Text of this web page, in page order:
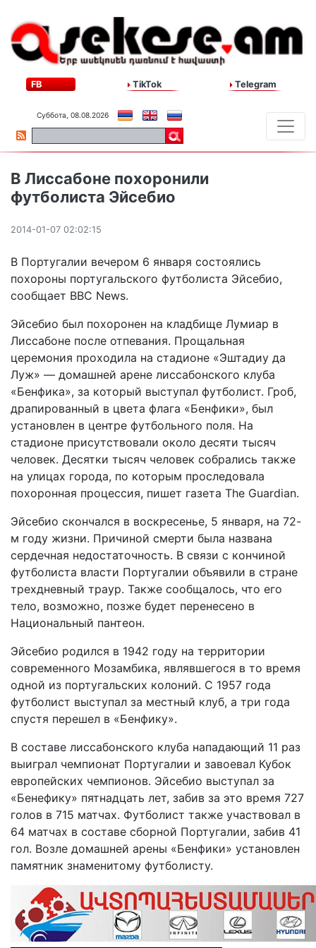
FB TikTok Telegram
Суббота, 08.08.2026
В Лиссабоне похоронили
футболиста Эйсебио
2014-01-07 02:02:15
В Португалии вечером 6 января состоялись
похороны португальского футболиста Эйсебио,
сообщает BBC News.
Эйсебио был похоронен на кладбище Лумиар в
Лиссабоне после отпевания. Прощальная
церемония проходила на стадионе «Эштадиу да
Луж» — домашней арене лиссабонского клуба
«Бенфика», за который выступал футболист. Гроб,
драпированный в цвета флага «Бенфики», был
установлен в центре футбольного поля. На
стадионе присутствовали около десяти тысяч
человек. Десятки тысяч человек собрались также
на улицах города, по которым проследовала
похоронная процессия, пишет газета The Guardian.
Эйсебио скончался в воскресенье, 5 января, на 72-
м году жизни. Причиной смерти была названа
сердечная недостаточность. В связи с кончиной
футболиста власти Португалии объявили в стране
трехдневный траур. Также сообщалось, что его
тело, возможно, позже будет перенесено в
Национальный пантеон.
Эйсебио родился в 1942 году на территории
современного Мозамбика, являвшегося в то время
одной из португальских колоний. С 1957 года
футболист выступал за местный клуб, а три года
спустя перешел в «Бенфику».
В составе лиссабонского клуба нападающий 11 раз
выиграл чемпионат Португалии и завоевал Кубок
европейских чемпионов. Эйсебио выступал за
«Бенефику» пятнадцать лет, забив за это время 727
голов в 715 матчах. Футболист также участвовал в
64 матчах в составе сборной Португалии, забив 41
гол. Возле домашней арены «Бенфики» установлен
памятник знаменитому футболисту.